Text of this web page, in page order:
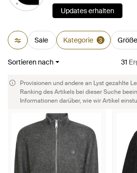
Updates erhalten
Sale Kategorie 3 Größe
Sortieren nach 31
Provisionen und andere an Lyst gezahlte
Ranking des Artikels bei dieser Suche
Informationen darüber, wie wir Artikel